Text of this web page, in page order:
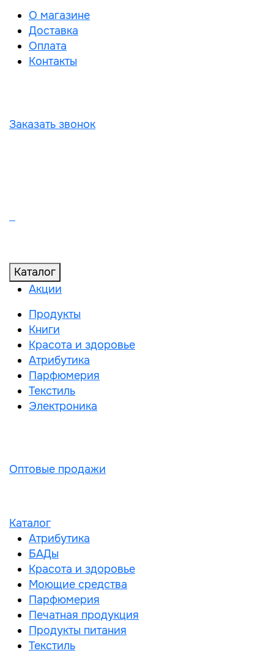
О магазине
Доставка
Оплата
Контакты
Заказать звонок
Каталог
Акции
Продукты
Книги
Красота и здоровье
Атрибутика
Парфюмерия
Текстиль
Электроника
Оптовые продажи
Каталог
Атрибутика
БАДы
Красота и здоровье
Моющие средства
Парфюмерия
Печатная продукция
Продукты питания
Текстиль